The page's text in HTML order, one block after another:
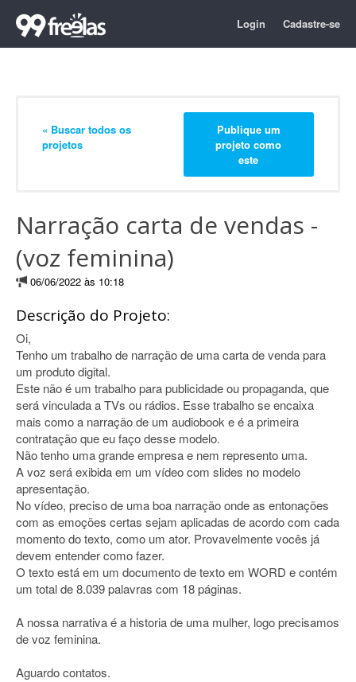
Login Cadastre-se
« Buscar todos os
projetos
Publique um
projeto como
este
Narração carta de vendas -
(voz feminina)
06/06/2022 às 10:18
Descrição do Projeto:
Oi,
Tenho um trabalho de narração de uma carta de venda para
um produto digital.
Este não é um trabalho para publicidade ou propaganda, que
será vinculada a TVs ou rádios. Esse trabalho se encaixa
mais como a narração de um audiobook e é a primeira
contratação que eu faço desse modelo.
Não tenho uma grande empresa e nem represento uma.
A voz será exibida em um vídeo com slides no modelo
apresentação.
No vídeo, preciso de uma boa narração onde as entonações
com as emoções certas sejam aplicadas de acordo com cada
momento do texto, como um ator. Provavelmente vocês já
devem entender como fazer.
O texto está em um documento de texto em WORD e contém
um total de 8.039 palavras com 18 páginas.
A nossa narrativa é a historia de uma mulher, logo precisamos
de voz feminina.
Aguardo contatos.